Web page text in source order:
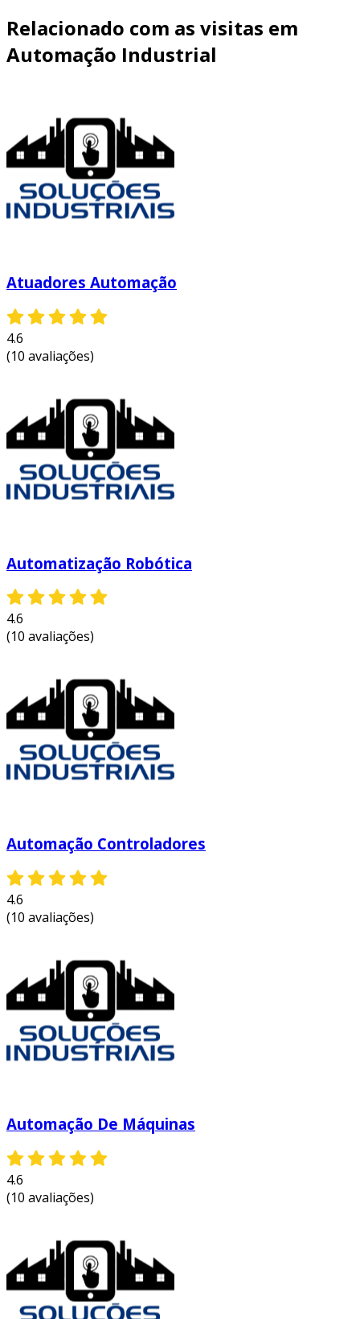
Relacionado com as visitas em
Automação Industrial
Atuadores Automação
4.6
(10 avaliações)
Automatização Robótica
4.6
(10 avaliações)
Automação Controladores
4.6
(10 avaliações)
Automação De Máquinas
4.6
(10 avaliações)